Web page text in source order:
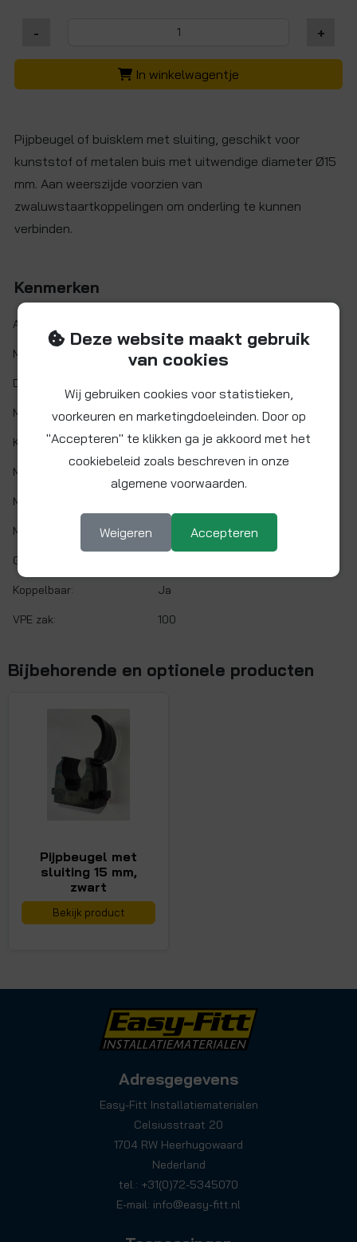
- +
In winkelwagentje
Pijpbeugel of buisklem met sluiting, geschikt voor
kunststof of metalen buis met uitwendige diameter Ø15
mm. Aan weerszijde voorzien van
zwaluwstaartkoppelingen om onderling te kunnen
verbinden.
Kenmerken
Artikelnr.:
Maat: Ø 15 mm
Demontabel:
Materiaal: Polypropyleen
Kleur: Wit
Min. werktemp.:
Max. werktemp.:
Max. werkdruk: bar bij 20°C
Gaskeur:
Koppelbaar: Ja
VPE zak: 100
Bijbehorende en optionele producten
Pijpbeugel met
sluiting 15 mm,
zwart
Bekijk product
Adresgegevens
Easy-Fitt Installatiematerialen
Celsiusstraat 20
1704 RW Heerhugowaard
Nederland
tel.: +31(0)72-5345070
E-mail: info@easy-fitt.nl
Deze website maakt gebruik
van cookies
Wij gebruiken cookies voor statistieken,
voorkeuren en marketingdoeleinden. Door op
"Accepteren" te klikken ga je akkoord met het
cookiebeleid zoals beschreven in onze
algemene voorwaarden.
Weigeren Accepteren